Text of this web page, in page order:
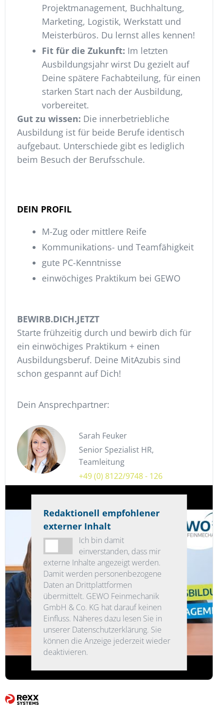
Projektmanagement, Buchhaltung,
Marketing, Logistik, Werkstatt und
Meisterbüros. Du lernst alles kennen!
Fit für die Zukunft: Im letzten
Ausbildungsjahr wirst Du gezielt auf
Deine spätere Fachabteilung, für einen
starken Start nach der Ausbildung,
vorbereitet.
Gut zu wissen: Die innerbetriebliche
Ausbildung ist für beide Berufe identisch
aufgebaut. Unterschiede gibt es lediglich
beim Besuch der Berufsschule.
DEIN PROFIL
M-Zug oder mittlere Reife
Kommunikations- und Teamfähigkeit
gute PC-Kenntnisse
einwöchiges Praktikum bei GEWO
BEWIRB.DICH.JETZT
Starte frühzeitig durch und bewirb dich für
ein einwöchiges Praktikum + einen
Ausbildungsberuf. Deine MitAzubis sind
schon gespannt auf Dich!
Dein Ansprechpartner:
Sarah Feuker
Senior Spezialist HR,
Teamleitung
+49 (0) 8122/9748 - 126
Redaktionell empfohlener
externer Inhalt
Ich bin damit
einverstanden, dass mir
externe Inhalte angezeigt werden.
Damit werden personenbezogene
Daten an Drittplattformen
übermittelt. GEWO Feinmechanik
GmbH & Co. KG hat darauf keinen
Einfluss. Näheres dazu lesen Sie in
unserer Datenschutzerklärung. Sie
können die Anzeige jederzeit wieder
deaktivieren.